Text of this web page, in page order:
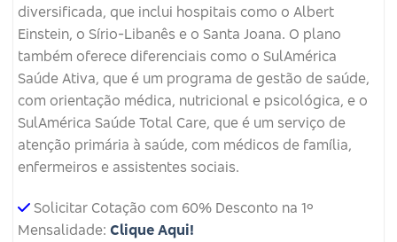
diversificada, que inclui hospitais como o Albert
Einstein, o Sírio-Libanês e o Santa Joana. O plano
também oferece diferenciais como o SulAmérica
Saúde Ativa, que é um programa de gestão de saúde,
com orientação médica, nutricional e psicológica, e o
SulAmérica Saúde Total Care, que é um serviço de
atenção primária à saúde, com médicos de família,
enfermeiros e assistentes sociais.
Solicitar Cotação com 60% Desconto na 1º
Mensalidade: Clique Aqui!